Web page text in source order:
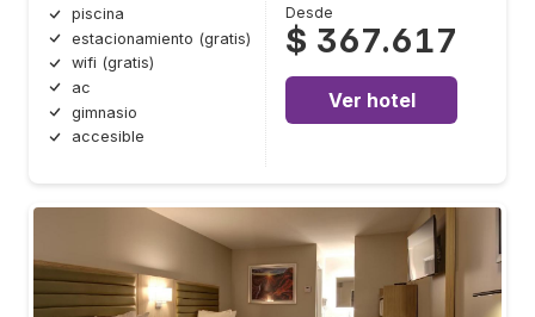
piscina
estacionamiento (gratis)
wifi (gratis)
ac
gimnasio
accesible
Desde
$ 367.617
Ver hotel